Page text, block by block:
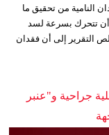
النامية من تحقيق ما
أن تتحرك بسرعة لسد
التقرير إلى أن فقدان
جراحية و"عنبر